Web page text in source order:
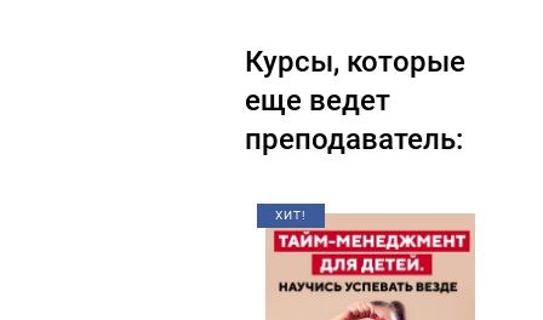
Курсы, которые
еще ведет
преподаватель:
ХИТ!